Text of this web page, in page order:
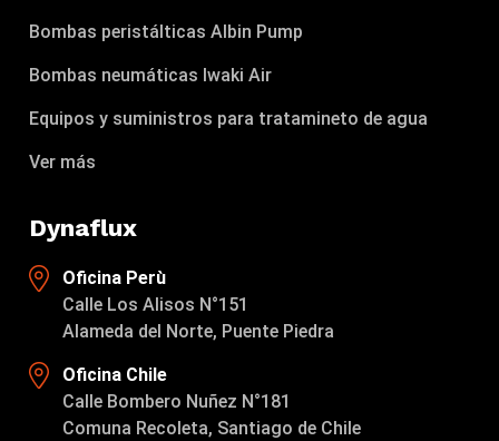
Bombas peristálticas Albin Pump
Bombas neumáticas Iwaki Air
Equipos y suministros para tratamineto de agua
Ver más
Dynaflux
Oficina Perù
Calle Los Alisos N°151
Alameda del Norte, Puente Piedra
Oficina Chile
Calle Bombero Nuñez N°181
Comuna Recoleta, Santiago de Chile